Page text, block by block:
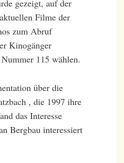
gezeigt, auf der
Filme der
zum Abruf
Kinogänger
115 wählen.
über die
, die 1997 ihre
das Interesse
Bergbau interessiert